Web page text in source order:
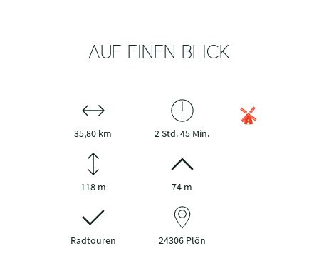
AUF EINEN BLICK
35,80 km 2 Std. 45 Min.
118 m 74 m
Radtouren 24306 Plön